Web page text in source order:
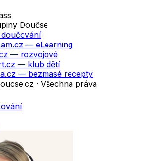
Doučse
— eLearning
— rozvojové
— klub dětí
— bezmasé recepty
· Všechna práva